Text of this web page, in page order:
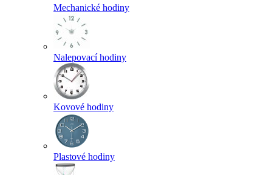
Mechanické hodiny
Nalepovací hodiny
Kovové hodiny
Plastové hodiny